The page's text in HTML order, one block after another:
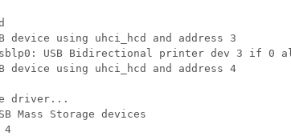
device using uhci_hcd and address 3
USB Bidirectional printer dev 3 if 0
device using uhci_hcd and address 4
driver...
Mass Storage devices
4